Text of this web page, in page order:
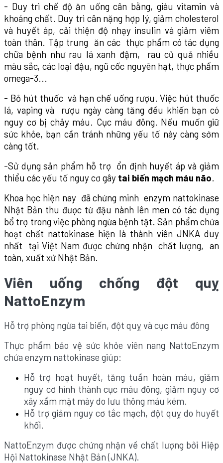
- Duy trì chế độ ăn uống cân bằng, giàu vitamin và
khoáng chất. Duy trì cân nặng hợp lý, giảm cholesterol
và huyết áp, cải thiện độ nhạy insulin và giảm viêm
toàn thân. Tập trung ăn các thực phẩm có tác dụng
chữa bệnh như rau lá xanh đậm, rau củ quả nhiều
màu sắc, các loại đậu, ngũ cốc nguyên hạt, thực phẩm
omega-3...
- Bỏ hút thuốc và hạn chế uống rượu. Việc hút thuốc
lá, vaping và rượu ngày càng tăng đều khiến bạn có
nguy cơ bị chảy máu. Cục máu đông. Nếu muốn giữ
sức khỏe, bạn cần tránh những yếu tố này càng sớm
càng tốt.
-Sử dụng sản phẩm hỗ trợ ổn định huyết áp và giảm
thiểu các yếu tố nguy cơ gây tai biến mạch máu não.
Khoa học hiện nay đã chứng minh enzym nattokinase
Nhật Bản thu được từ đậu nành lên men có tác dụng
bổ trợ trong việc phòng ngừa bệnh tật. Sản phẩm chứa
hoạt chất nattokinase hiện là thành viên JNKA duy
nhất tại Việt Nam được chứng nhận chất lượng, an
toàn, xuất xứ Nhật Bản.
Viên uống chống đột quỵ
NattoEnzym
Hỗ trợ phòng ngừa tai biến, đột quỵ và cục máu đông
Thực phẩm bảo vệ sức khỏe viên nang NattoEnzym
chứa enzym nattokinase giúp:
Hỗ trợ hoạt huyết, tăng tuần hoàn máu, giảm
nguy cơ hình thành cục máu đông, giảm nguy cơ
xây xẩm mặt mày do lưu thông máu kém.
Hỗ trợ giảm nguy cơ tắc mạch, đột quỵ do huyết
khối.
NattoEnzym được chứng nhận về chất lượng bởi Hiệp
Hội Nattokinase Nhật Bản (JNKA).